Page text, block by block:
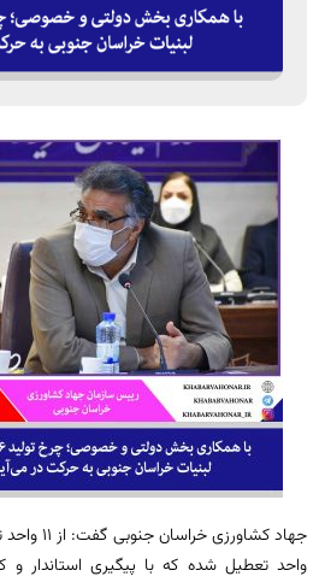
واحد تعطیل شده که با پیگیری استاندار